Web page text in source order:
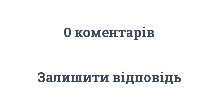
0 коментарів
Залишити відповідь